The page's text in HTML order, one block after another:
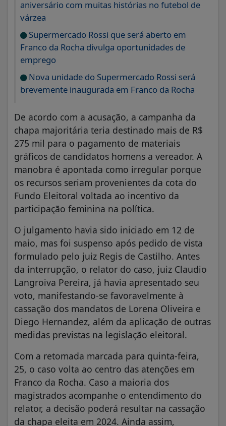
aniversário com muitas histórias no futebol de
várzea
Supermercado Rossi que será aberto em
Franco da Rocha divulga oportunidades de
emprego
Nova unidade do Supermercado Rossi será
brevemente inaugurada em Franco da Rocha
De acordo com a acusação, a campanha da
chapa majoritária teria destinado mais de R$
275 mil para o pagamento de materiais
gráficos de candidatos homens a vereador. A
manobra é apontada como irregular porque
os recursos seriam provenientes da cota do
Fundo Eleitoral voltada ao incentivo da
participação feminina na política.
O julgamento havia sido iniciado em 12 de
maio, mas foi suspenso após pedido de vista
formulado pelo juiz Regis de Castilho. Antes
da interrupção, o relator do caso, juiz Claudio
Langroiva Pereira, já havia apresentado seu
voto, manifestando-se favoravelmente à
cassação dos mandatos de Lorena Oliveira e
Diego Hernandez, além da aplicação de outras
medidas previstas na legislação eleitoral.
Com a retomada marcada para quinta-feira,
25, o caso volta ao centro das atenções em
Franco da Rocha. Caso a maioria dos
magistrados acompanhe o entendimento do
relator, a decisão poderá resultar na cassação
da chapa eleita em 2024. Ainda assim,